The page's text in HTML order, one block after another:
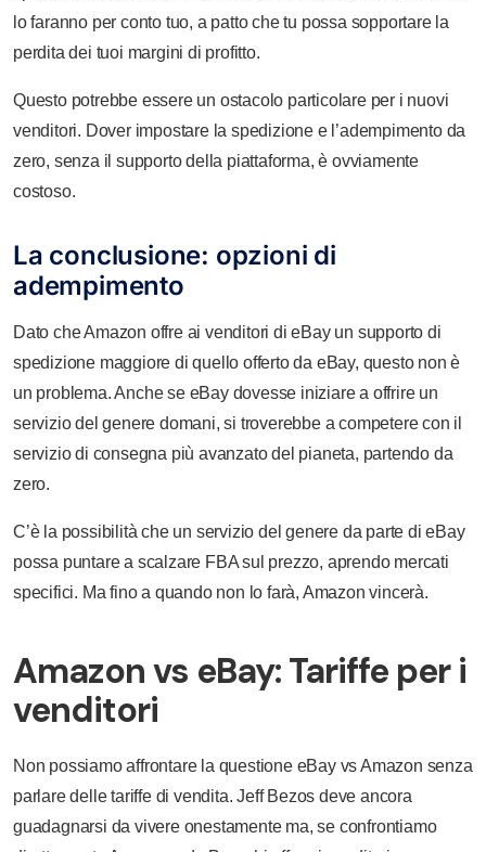
lo faranno per conto tuo, a patto che tu possa sopportare la
perdita dei tuoi margini di profitto.
Questo potrebbe essere un ostacolo particolare per i nuovi
venditori. Dover impostare la spedizione e l’adempimento da
zero, senza il supporto della piattaforma, è ovviamente
costoso.
La conclusione: opzioni di
adempimento
Dato che Amazon offre ai venditori di eBay un supporto di
spedizione maggiore di quello offerto da eBay, questo non è
un problema. Anche se eBay dovesse iniziare a offrire un
servizio del genere domani, si troverebbe a competere con il
servizio di consegna più avanzato del pianeta, partendo da
zero.
C’è la possibilità che un servizio del genere da parte di eBay
possa puntare a scalzare FBA sul prezzo, aprendo mercati
specifici. Ma fino a quando non lo farà, Amazon vincerà.
Amazon vs eBay: Tariffe per i
venditori
Non possiamo affrontare la questione eBay vs Amazon senza
parlare delle tariffe di vendita. Jeff Bezos deve ancora
guadagnarsi da vivere onestamente ma, se confrontiamo